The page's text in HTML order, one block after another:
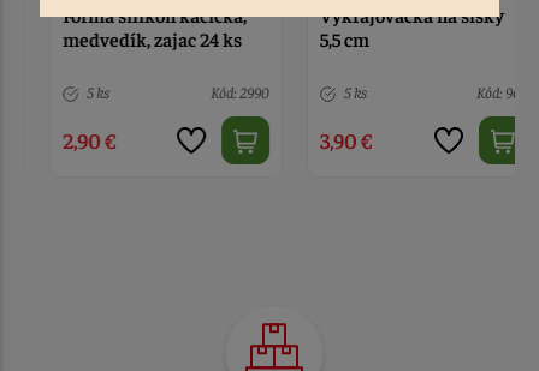
Forma silikón kačička,
medvedík, zajac 24 ks
5 ks Kód: 2990
2,90 €
Vykrajovačka na šišky
5,5 cm
5 ks Kód: 962
3,90 €